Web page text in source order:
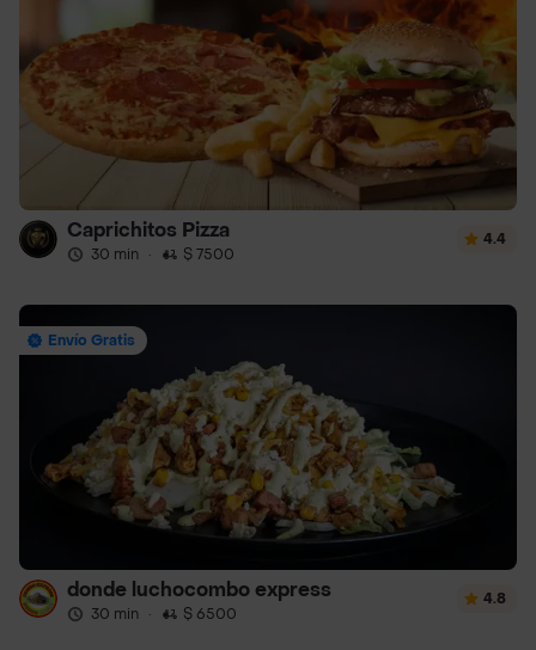
Caprichitos Pizza
30 min · $ 7500
4.4
Envío Gratis
donde luchocombo express
30 min · $ 6500
4.8